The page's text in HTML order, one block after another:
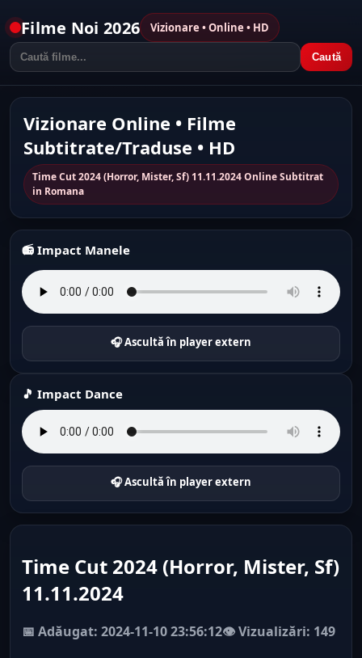
Filme Noi 2026 Vizionare • Online • HD
Caută
Vizionare Online • Filme
Subtitrate/Traduse • HD
Time Cut 2024 (Horror, Mister, Sf) 11.11.2024 Online Subtitrat
in Romana
📻 Impact Manele
🎧 Ascultă în player extern
🎵 Impact Dance
🎧 Ascultă în player extern
Time Cut 2024 (Horror, Mister, Sf)
11.11.2024
📅 Adăugat: 2024-11-10 23:56:12👁️ Vizualizări: 149